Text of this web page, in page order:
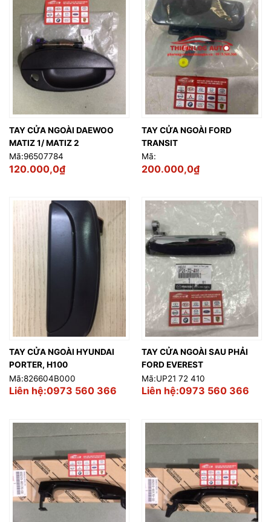
TAY CỬA NGOÀI DAEWOO
MATIZ 1/ MATIZ 2
Mã:96507784
120.000,0₫
TAY CỬA NGOÀI FORD
TRANSIT
Mã:
200.000,0₫
TAY CỬA NGOÀI HYUNDAI
PORTER, H100
Mã:826604B000
Liên hệ:0973 560 366
TAY CỬA NGOÀI SAU PHẢI
FORD EVEREST
Mã:UP21 72 410
Liên hệ:0973 560 366